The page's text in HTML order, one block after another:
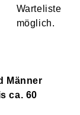
Männer
ca. 60